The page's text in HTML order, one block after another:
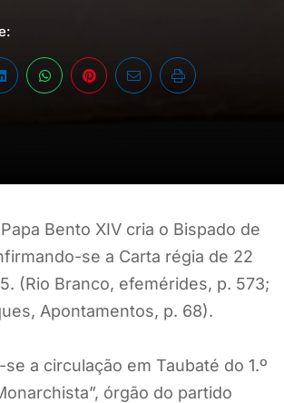
Bento XIV cria o Bispado de
se a Carta régia de 22
(Rio Branco, efemérides, p. 573;
Apontamentos, p. 68).
a circulação em Taubaté do 1.º
órgão do partido